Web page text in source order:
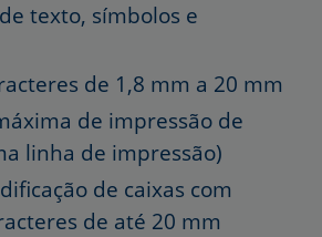
texto, símbolos e
de 1,8 mm a 20 mm
de impressão de
linha de impressão)
de caixas com
de até 20 mm